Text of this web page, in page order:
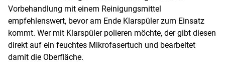
Vorbehandlung mit einem Reinigungsmittel
empfehlenswert, bevor am Ende Klarspüler zum Einsatz
kommt. Wer mit Klarspüler polieren möchte, der gibt diesen
direkt auf ein feuchtes Mikrofasertuch und bearbeitet
damit die Oberfläche.